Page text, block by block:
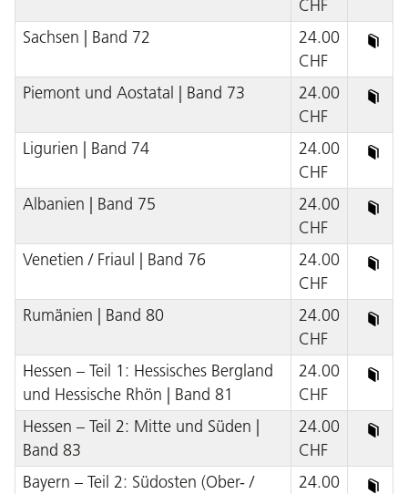
CHF
Sachsen | Band 72
24.00
CHF
Piemont und Aostatal | Band 73
24.00
CHF
Ligurien | Band 74
24.00
CHF
Albanien | Band 75
24.00
CHF
Venetien / Friaul | Band 76
24.00
CHF
Rumänien | Band 80
24.00
CHF
Hessen – Teil 1: Hessisches Bergland
und Hessische Rhön | Band 81
24.00
CHF
Hessen – Teil 2: Mitte und Süden |
Band 83
24.00
CHF
Bayern – Teil 2: Südosten (Ober- /
24.00